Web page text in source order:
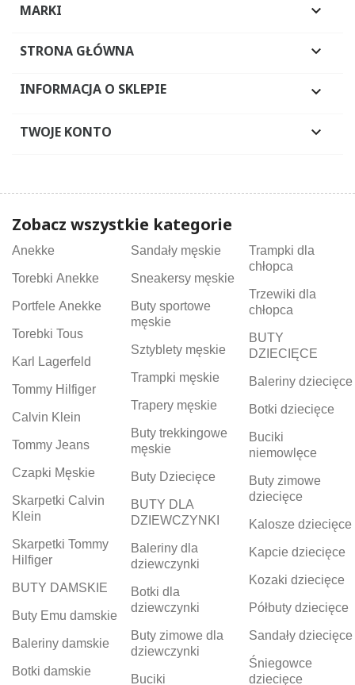
MARKI 
STRONA GŁÓWNA 
INFORMACJA O SKLEPIE 
TWOJE KONTO 
Zobacz wszystkie kategorie
Anekke
Torebki Anekke
Portfele Anekke
Torebki Tous
Karl Lagerfeld
Tommy Hilfiger
Calvin Klein
Tommy Jeans
Czapki Męskie
Skarpetki Calvin
Klein
Skarpetki Tommy
Hilfiger
BUTY DAMSKIE
Buty Emu damskie
Baleriny damskie
Botki damskie
Sandały męskie
Sneakersy męskie
Buty sportowe
męskie
Sztyblety męskie
Trampki męskie
Trapery męskie
Buty trekkingowe
męskie
Buty Dziecięce
BUTY DLA
DZIEWCZYNKI
Baleriny dla
dziewczynki
Botki dla
dziewczynki
Buty zimowe dla
dziewczynki
Buciki
Trampki dla
chłopca
Trzewiki dla
chłopca
BUTY
DZIECIĘCE
Baleriny dziecięce
Botki dziecięce
Buciki
niemowlęce
Buty zimowe
dziecięce
Kalosze dziecięce
Kapcie dziecięce
Kozaki dziecięce
Półbuty dziecięce
Sandały dziecięce
Śniegowce
dziecięce